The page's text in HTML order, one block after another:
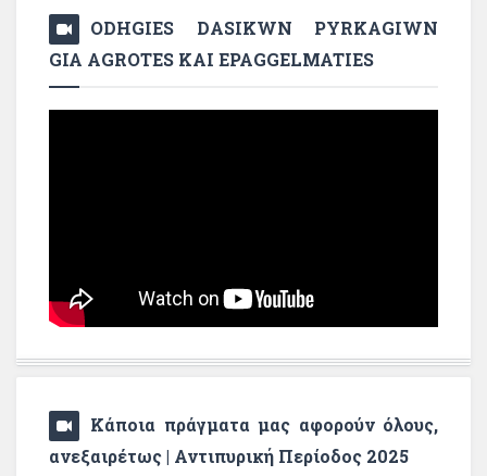
ODHGIES DASIKWN PYRKAGIWN
GIA AGROTES KAI EPAGGELMATIES
Κάποια πράγματα μας αφορούν όλους,
ανεξαιρέτως | Αντιπυρική Περίοδος 2025